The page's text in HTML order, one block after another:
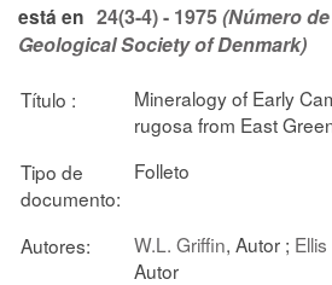
está en 24(3-4) - 1975(Número
Geological Society of Denmark)
Título :
Mineralogy of Early
rugosa from East
Tipo de
documento:
Folleto
Autores: W.L. Griffin, Autor ;
Autor